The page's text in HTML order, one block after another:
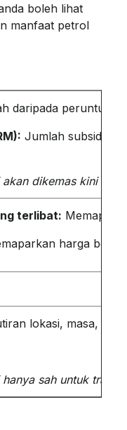
boleh lihat
manfaat petrol
daripada
Jumlah subsidi
dikemas kini
terlibat:
harga
lokasi, masa,
sah untuk